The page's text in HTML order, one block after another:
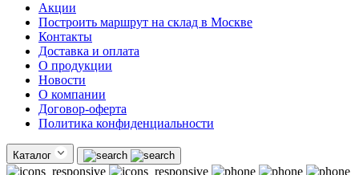
Акции
Построить маршрут на склад в Москве
Контакты
Доставка и оплата
О продукции
Новости
О компании
Договор-оферта
Политика конфиденциальности
Каталог